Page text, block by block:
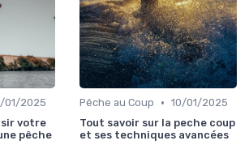
01/2025
votre
pêche
Pêche au Coup • 10/01/2025
Tout savoir sur la peche coup
et ses techniques avancées